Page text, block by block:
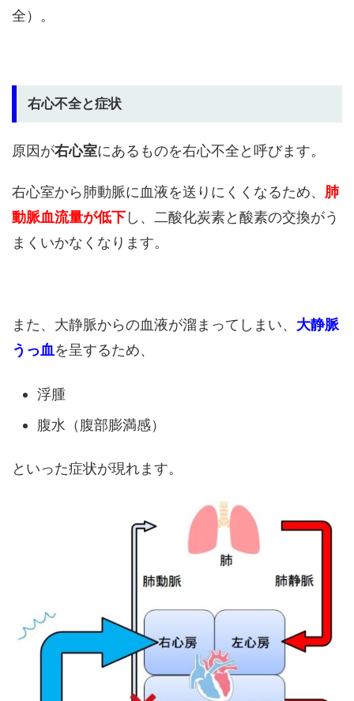
全）。
右心不全と症状
原因が右心室にあるものを右心不全と呼びます。
右心室から肺動脈に血液を送りにくくなるため、 肺
動脈血流量が低下し、二酸化炭素と酸素の交換がう
まくいかなくなります。
また、大静脈からの血液が溜まってしまい、 大静脈
うっ血を呈するため、
浮腫
腹水（腹部膨満感）
といった症状が現れます。